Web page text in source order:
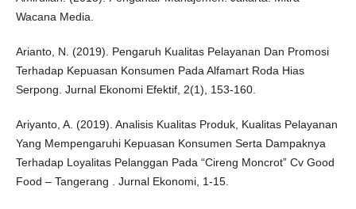
Wacana Media.
Arianto, N. (2019). Pengaruh Kualitas Pelayanan Dan Promosi
Terhadap Kepuasan Konsumen Pada Alfamart Roda Hias
Serpong. Jurnal Ekonomi Efektif, 2(1), 153-160.
Ariyanto, A. (2019). Analisis Kualitas Produk, Kualitas Pelayanan
Yang Mempengaruhi Kepuasan Konsumen Serta Dampaknya
Terhadap Loyalitas Pelanggan Pada “Cireng Moncrot” Cv Good
Food – Tangerang . Jurnal Ekonomi, 1-15.